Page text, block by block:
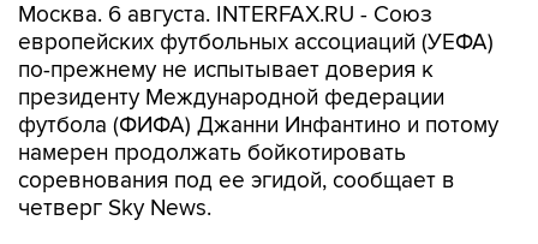
Москва. 6 августа. INTERFAX.RU - Союз
европейских футбольных ассоциаций (УЕФА)
по-прежнему не испытывает доверия к
президенту Международной федерации
футбола (ФИФА) Джанни Инфантино и потому
намерен продолжать бойкотировать
соревнования под ее эгидой, сообщает в
четверг Sky News.